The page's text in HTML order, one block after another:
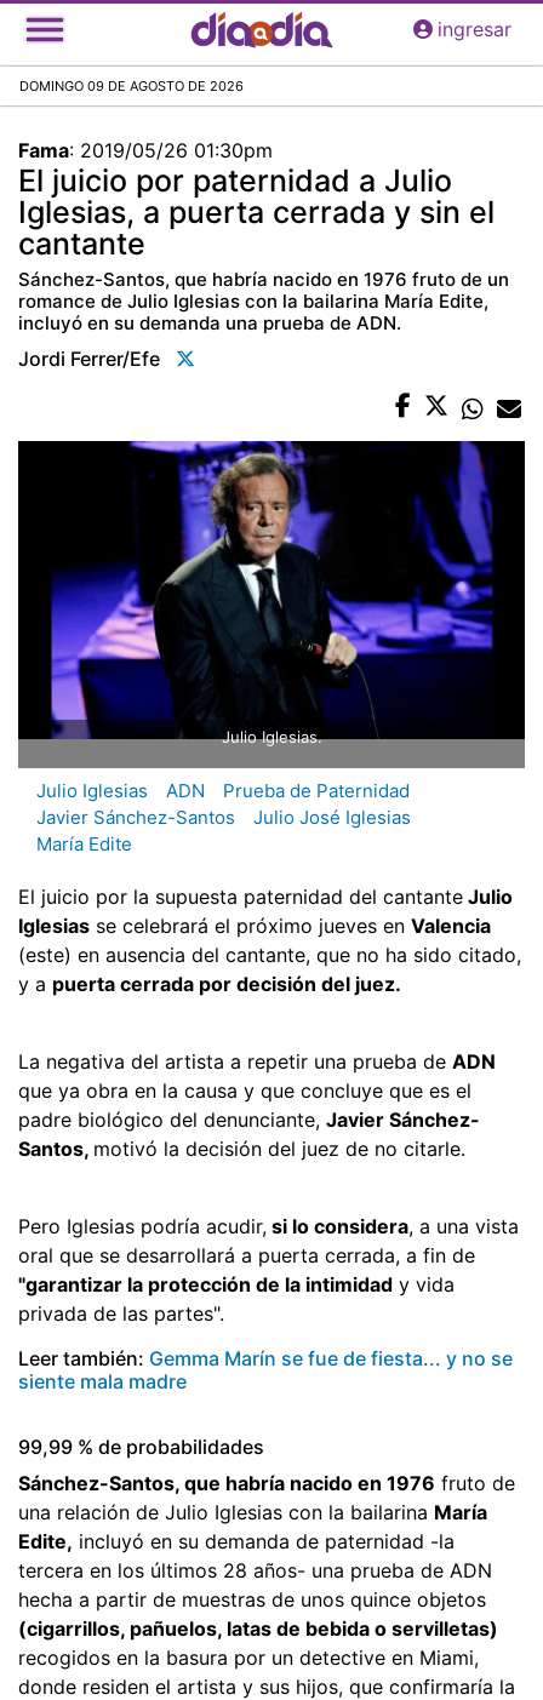
Pasar
al
principal
ingresar
DOMINGO 09 DE AGOSTO DE 2026
Fama: 2019/05/26 01:30pm
El juicio por paternidad a Julio
Iglesias, a puerta cerrada y sin el
cantante
Sánchez-Santos, que habría nacido en 1976 fruto de un
romance de Julio Iglesias con la bailarina María Edite,
incluyó en su demanda una prueba de ADN.
Jordi Ferrer/efe
Julio Iglesias.
Julio Iglesias ADN
Prueba de Paternidad
Javier Sánchez-Santos
Julio José Iglesias
María Edite
El juicio por la supuesta paternidad del cantante Julio
Iglesias se celebrará el próximo jueves en Valencia
(este) en ausencia del cantante, que no ha sido citado,
y a puerta cerrada por decisión del juez.
La negativa del artista a repetir una prueba de ADN
que ya obra en la causa y que concluye que es el
padre biológico del denunciante, Javier Sánchez-
Santos, motivó la decisión del juez de no citarle.
Pero Iglesias podría acudir, si lo considera, a una vista
oral que se desarrollará a puerta cerrada, a fin de
"garantizar la protección de la intimidad y vida
privada de las partes".
Leer también: Gemma Marín se fue de fiesta... y no se
siente mala madre
99,99 % de probabilidades
Sánchez-Santos, que habría nacido en 1976 fruto de
una relación de Julio Iglesias con la bailarina María
Edite, incluyó en su demanda de paternidad -la
tercera en los últimos 28 años- una prueba de ADN
hecha a partir de muestras de unos quince objetos
(cigarrillos, pañuelos, latas de bebida o servilletas)
recogidos en la basura por un detective en Miami,
donde residen el artista y sus hijos, que confirmaría la